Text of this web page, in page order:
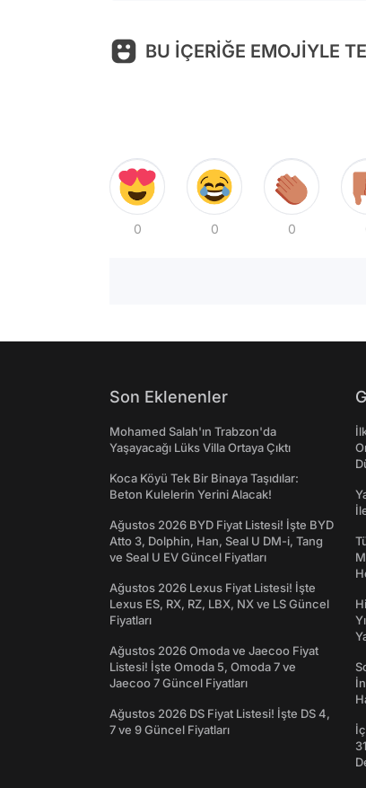
BU İÇERİĞE EMOJİYLE
0 0 0
Son Eklenenler
Mohamed Salah'ın Trabzon'da
Yaşayacağı Lüks Villa Ortaya Çıktı
Koca Köyü Tek Bir Binaya Taşıdılar:
Beton Kulelerin Yerini Alacak!
Ağustos 2026 BYD Fiyat Listesi! İşte BYD
Atto 3, Dolphin, Han, Seal U DM-i, Tang
ve Seal U EV Güncel Fiyatları
Ağustos 2026 Lexus Fiyat Listesi! İşte
Lexus ES, RX, RZ, LBX, NX ve LS Güncel
Fiyatları
Ağustos 2026 Omoda ve Jaecoo Fiyat
Listesi! İşte Omoda 5, Omoda 7 ve
Jaecoo 7 Güncel Fiyatları
Ağustos 2026 DS Fiyat Listesi! İşte DS 4,
7 ve 9 Güncel Fiyatları